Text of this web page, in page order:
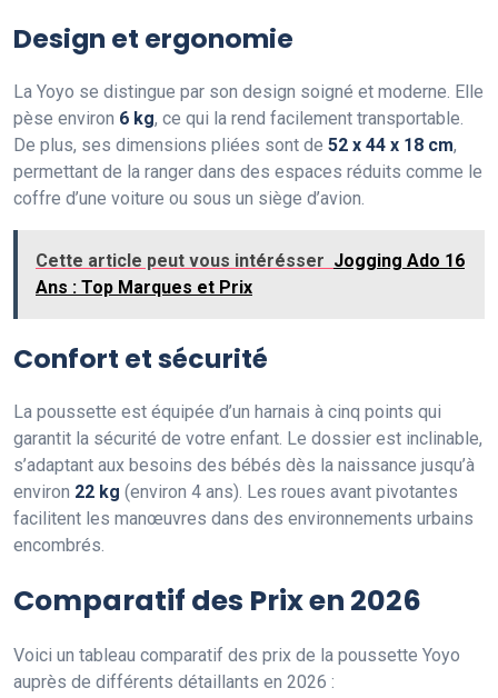
Design et ergonomie
La Yoyo se distingue par son design soigné et moderne. Elle
pèse environ 6 kg, ce qui la rend facilement transportable.
De plus, ses dimensions pliées sont de 52 x 44 x 18 cm,
permettant de la ranger dans des espaces réduits comme le
coffre d’une voiture ou sous un siège d’avion.
Cette article peut vous intérésser Jogging Ado 16
Ans : Top Marques et Prix
Confort et sécurité
La poussette est équipée d’un harnais à cinq points qui
garantit la sécurité de votre enfant. Le dossier est inclinable,
s’adaptant aux besoins des bébés dès la naissance jusqu’à
environ 22 kg (environ 4 ans). Les roues avant pivotantes
facilitent les manœuvres dans des environnements urbains
encombrés.
Comparatif des Prix en 2026
Voici un tableau comparatif des prix de la poussette Yoyo
auprès de différents détaillants en 2026 :